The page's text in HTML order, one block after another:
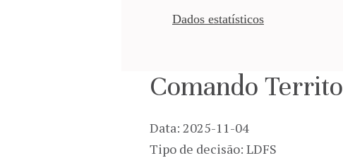
Dados estatísticos
Comando
Data: 2025-11-04
Tipo de decisão: LDFS